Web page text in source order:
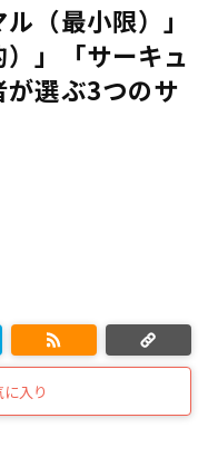
（最小限）」
）」「サーキュ
が選ぶ3つのサ
入り